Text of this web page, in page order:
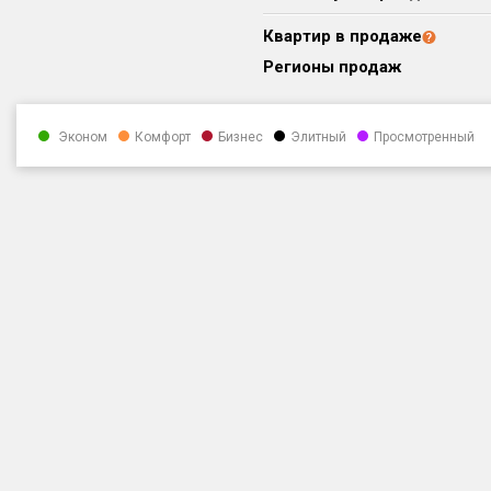
Квартир в продаже
Регионы продаж
Эконом Комфорт Бизнес Элитный Просмотренный